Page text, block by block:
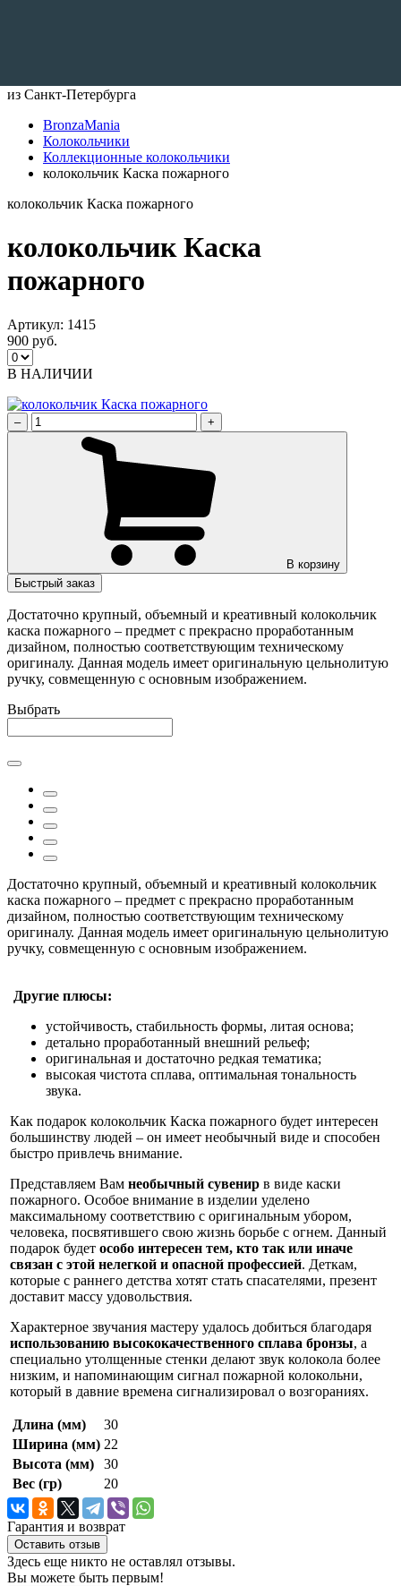
из Санкт-Петербурга
BronzaMania
Колокольчики
Коллекционные колокольчики
колокольчик Каска пожарного
колокольчик Каска пожарного
колокольчик Каска
пожарного
Артикул: 1415
900 руб.
В НАЛИЧИИ
– +
В корзину
Быстрый заказ
Достаточно крупный, объемный и креативный колокольчик
каска пожарного – предмет с прекрасно проработанным
дизайном, полностью соответствующим техническому
оригиналу. Данная модель имеет оригинальную цельнолитую
ручку, совмещенную с основным изображением.
Выбрать
Достаточно крупный, объемный и креативный колокольчик
каска пожарного – предмет с прекрасно проработанным
дизайном, полностью соответствующим техническому
оригиналу. Данная модель имеет оригинальную цельнолитую
ручку, совмещенную с основным изображением.
Другие плюсы:
устойчивость, стабильность формы, литая основа;
детально проработанный внешний рельеф;
оригинальная и достаточно редкая тематика;
высокая чистота сплава, оптимальная тональность
звука.
Как подарок колокольчик Каска пожарного будет интересен
большинству людей – он имеет необычный виде и способен
быстро привлечь внимание.
Представляем Вам необычный сувенир в виде каски
пожарного. Особое внимание в изделии уделено
максимальному соответствию с оригинальным убором,
человека, посвятившего свою жизнь борьбе с огнем. Данный
подарок будет особо интересен тем, кто так или иначе
связан с этой нелегкой и опасной профессией. Деткам,
которые с раннего детства хотят стать спасателями, презент
доставит массу удовольствия.
Характерное звучания мастеру удалось добиться благодаря
использованию высококачественного сплава бронзы, а
специально утолщенные стенки делают звук колокола более
низким, и напоминающим сигнал пожарной колокольни,
который в давние времена сигнализировал о возгораниях.
Длина (мм)
30
Ширина (мм) 22
Высота (мм)
30
Вес (гр)
20
Гарантия и возврат
Оставить отзыв
Здесь еще никто не оставлял отзывы.
Вы можете быть первым!